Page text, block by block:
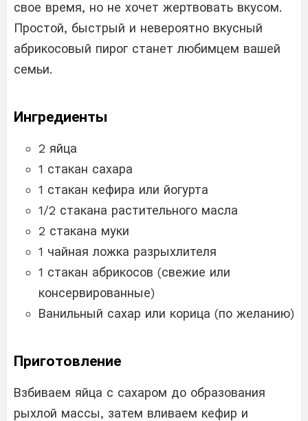
свое время, но не хочет жертвовать вкусом.
Простой, быстрый и невероятно вкусный
абрикосовый пирог станет любимцем вашей
семьи.
Ингредиенты
2 яйца
1 стакан сахара
1 стакан кефира или йогурта
1/2 стакана растительного масла
2 стакана муки
1 чайная ложка разрыхлителя
1 стакан абрикосов (свежие или
консервированные)
Ванильный сахар или корица (по желанию)
Приготовление
Взбиваем яйца с сахаром до образования
рыхлой массы, затем вливаем кефир и